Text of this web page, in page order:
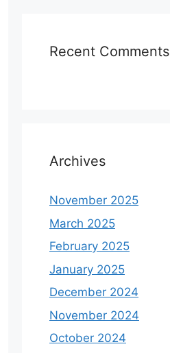
Recent Comments
Archives
November 2025
March 2025
February 2025
January 2025
December 2024
November 2024
October 2024